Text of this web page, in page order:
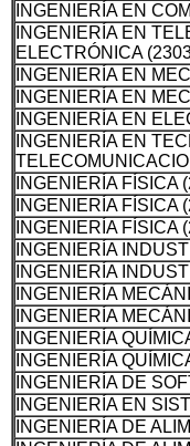
INGENIERÍA EN
INGENIERÍA EN
ELECTRÓNICA
INGENIERÍA EN
INGENIERÍA EN
INGENIERÍA EN
INGENIERÍA EN
INGENIERÍA FÍSICA
INGENIERÍA FÍSICA
INGENIERÍA FÍSICA
INGENIERÍA
INGENIERÍA
INGENIERÍA
INGENIERÍA
INGENIERÍA
INGENIERÍA
INGENIERÍA DE
INGENIERÍA EN
INGENIERÍA DE